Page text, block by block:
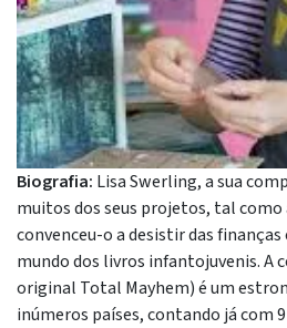
Biografia: Lisa Swerling, a sua
muitos dos seus projetos, tal como
convenceu-o a desistir das
mundo dos livros infantojuvenis. A
original Total Mayhem) é um
inúmeros países, contando já com